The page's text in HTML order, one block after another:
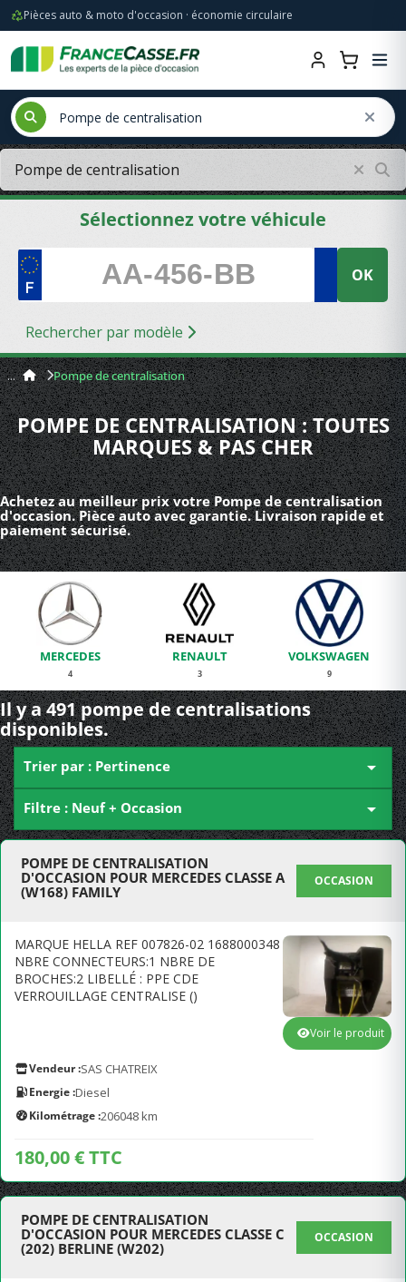
Pièces auto & moto d'occasion · économie circulaire
Sélectionnez votre véhicule
OK
Rechercher par modèle
Pompe de centralisation
POMPE DE CENTRALISATION : TOUTES
MARQUES & PAS CHER
Achetez au meilleur prix votre Pompe de centralisation
d'occasion. Pièce auto avec garantie. Livraison rapide et
paiement sécurisé.
MERCEDES
4
RENAULT
3
VOLKSWAGEN
9
Il y a 491 pompe de centralisations
disponibles.
Trier par : Pertinence 
Filtre : Neuf + Occasion 
POMPE DE CENTRALISATION
D'OCCASION POUR MERCEDES CLASSE A
(W168) FAMILY
OCCASION
MARQUE HELLA REF 007826-02 1688000348
NBRE CONNECTEURS:1 NBRE DE
BROCHES:2 LIBELLÉ : PPE CDE
VERROUILLAGE CENTRALISE ()
Vendeur :SAS CHATREIX
Energie :Diesel
Kilométrage :206048 km
180,00 € TTC
Voir le produit
POMPE DE CENTRALISATION
D'OCCASION POUR MERCEDES CLASSE C
(202) BERLINE (W202)
OCCASION